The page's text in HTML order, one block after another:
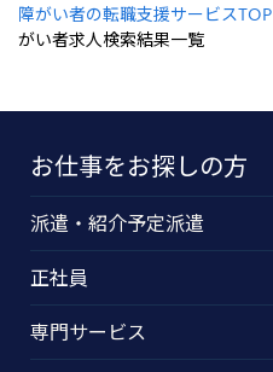
障がい者の転職支援サービスTOP
がい者求人検索結果一覧
お仕事をお探しの方
派遣・紹介予定派遣
正社員
専門サービス